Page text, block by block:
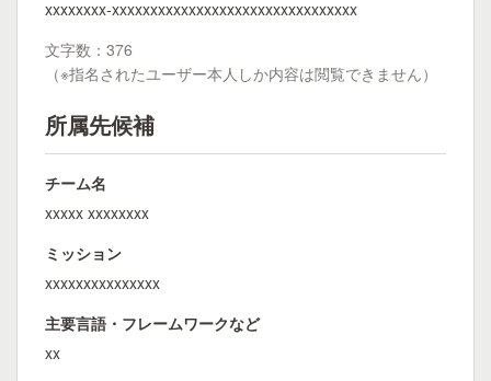
xxxxxxxx-xxxxxxxxxxxxxxxxxxxxxxxxxxxxxxxx
文字数：376
（※指名されたユーザー本人しか内容は閲覧できません）
所属先候補
チーム名
xxxxx xxxxxxxx
ミッション
xxxxxxxxxxxxxxx
主要言語・フレームワークなど
xx